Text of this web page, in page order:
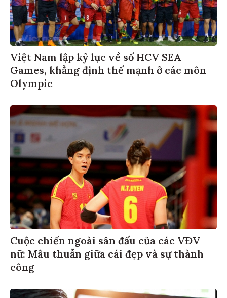
Việt Nam lập kỷ lục về số HCV SEA
Games, khẳng định thế mạnh ở các môn
Olympic
Cuộc chiến ngoài sân đấu của các VĐV
nữ: Mâu thuẫn giữa cái đẹp và sự thành
công